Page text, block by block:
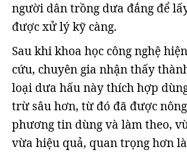
người dân trồng dưa đắng để
được xử lý kỹ càng.
Sau khi khoa học công nghệ
cứu, chuyên gia nhận thấy
loại dưa hấu này thích hợp
trừ sâu hơn, từ đó đã được
phương tin dùng và làm theo,
vừa hiệu quả, quan trọng hơn